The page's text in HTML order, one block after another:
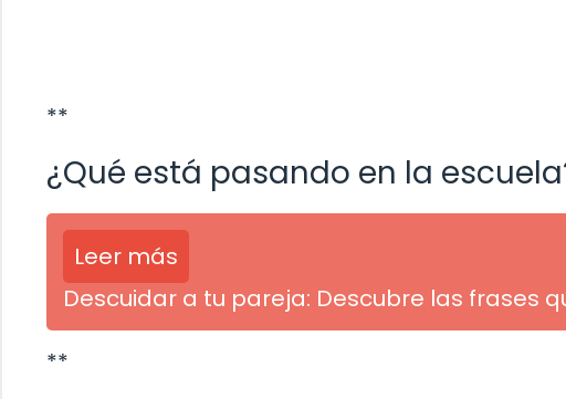
**
¿Qué está pasando en la
Leer más
Descuidar a tu pareja: Descubre las frases
**